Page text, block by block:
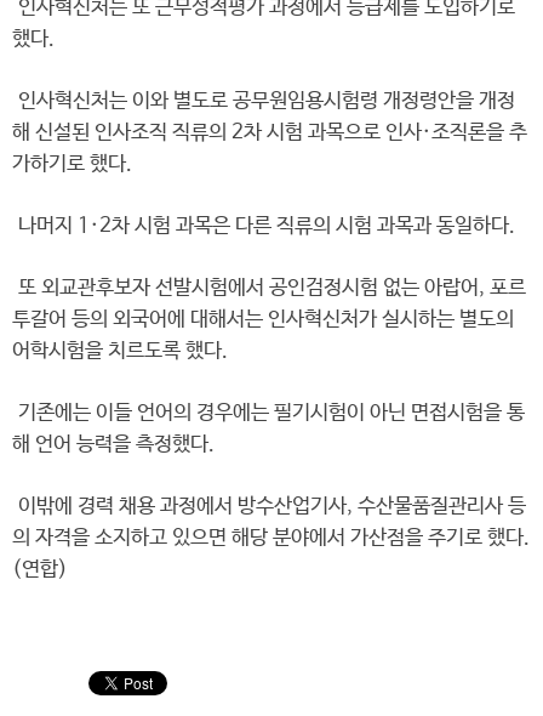
인사혁신처는 또 근무성적평가 과정에서 등급제를 도입하기로
했다.
인사혁신처는 이와 별도로 공무원임용시험령 개정령안을 개정
해 신설된 인사조직 직류의 2차 시험 과목으로 인사·조직론을 추
가하기로 했다.
나머지 1·2차 시험 과목은 다른 직류의 시험 과목과 동일하다.
또 외교관후보자 선발시험에서 공인검정시험 없는 아랍어, 포르
투갈어 등의 외국어에 대해서는 인사혁신처가 실시하는 별도의
어학시험을 치르도록 했다.
기존에는 이들 언어의 경우에는 필기시험이 아닌 면접시험을 통
해 언어 능력을 측정했다.
이밖에 경력 채용 과정에서 방수산업기사, 수산물품질관리사 등
의 자격을 소지하고 있으면 해당 분야에서 가산점을 주기로 했다.
(연합)